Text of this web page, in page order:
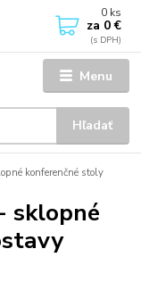
Menu
Hľadať
0 ks
za 0 €
konferenčné stoly
sklopné